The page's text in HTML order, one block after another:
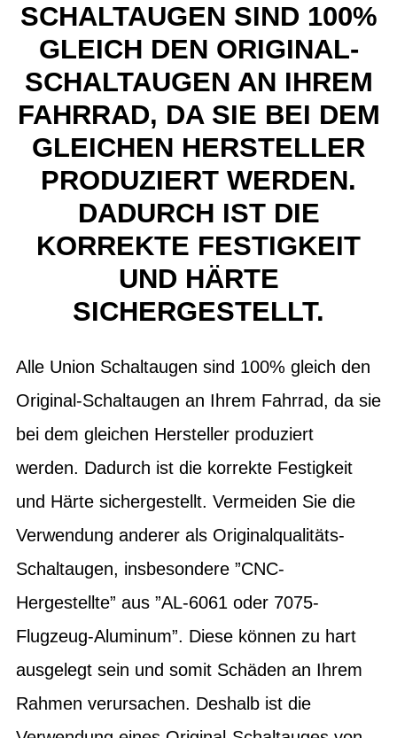
SCHALTAUGEN SIND 100%
GLEICH DEN ORIGINAL-
SCHALTAUGEN AN IHREM
FAHRRAD, DA SIE BEI DEM
GLEICHEN HERSTELLER
PRODUZIERT WERDEN.
DADURCH IST DIE
KORREKTE FESTIGKEIT
UND HÄRTE
SICHERGESTELLT.
Alle Union Schaltaugen sind 100% gleich den
Original-Schaltaugen an Ihrem Fahrrad, da sie
bei dem gleichen Hersteller produziert
werden. Dadurch ist die korrekte Festigkeit
und Härte sichergestellt. Vermeiden Sie die
Verwendung anderer als Originalqualitäts-
Schaltaugen, insbesondere ”CNC-
Hergestellte” aus ”AL-6061 oder 7075-
Flugzeug-Aluminum”. Diese können zu hart
ausgelegt sein und somit Schäden an Ihrem
Rahmen verursachen. Deshalb ist die